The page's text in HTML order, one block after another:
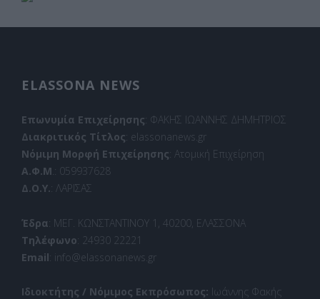
ELASSONA NEWS
Επωνυμία Επιχείρησης: ΦΑΚΗΣ ΙΩΑΝΝΗΣ ΔΗΜΗΤΡΙΟΣ
Διακριτικός Τίτλος: elassonanews.gr
Νόμιμη Μορφή Επιχείρησης: Ατομική Επιχείρηση
Α.Φ.Μ.: 059937628
Δ.Ο.Υ.: ΛΑΡΙΣΑΣ
Έδρα: ΜΕΓ. ΚΩΝΣΤΑΝΤΙΝΟΥ 1, 40200, ΕΛΑΣΣΟΝΑ
Τηλέφωνο: 24930 22221
Email: info@elassonanews.gr
Ιδιοκτήτης / Νόμιμος Εκπρόσωπος: Ιωάννης Φακής